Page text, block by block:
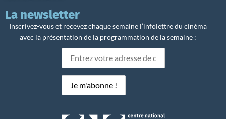
La newsletter
Inscrivez-vous et recevez chaque semaine l’infolettre du cinéma
avec la présentation de la programmation de la semaine :